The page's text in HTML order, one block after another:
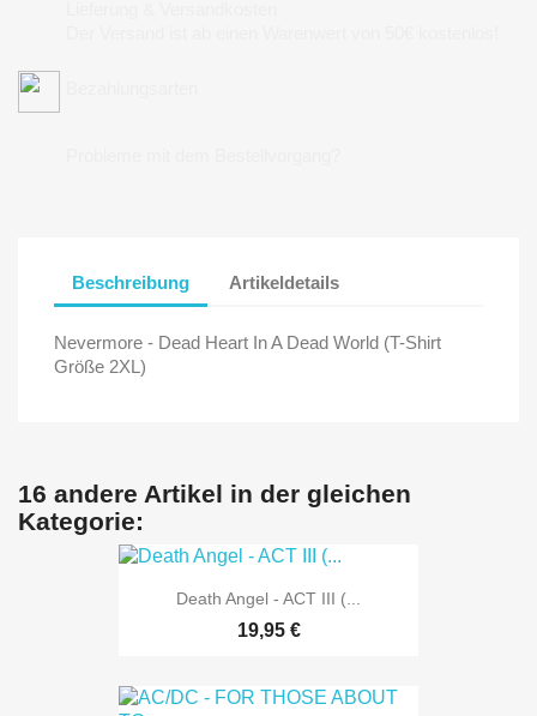
Beschreibung Artikeldetails
Nevermore - Dead Heart In A Dead World (T-Shirt
Größe 2XL)
16 andere Artikel in der gleichen
Kategorie:
Death Angel - ACT III (...
19,95 €